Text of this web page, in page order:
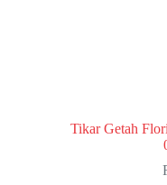
Tikar Getah